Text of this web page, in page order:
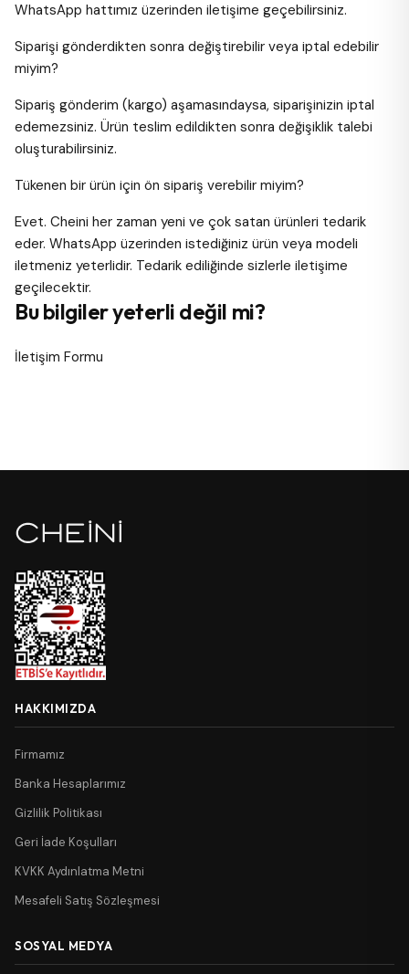
WhatsApp hattımız üzerinden iletişime geçebilirsiniz.
Siparişi gönderdikten sonra değiştirebilir veya iptal edebilir
miyim?
Sipariş gönderim (kargo) aşamasındaysa, siparişinizin iptal
edemezsiniz. Ürün teslim edildikten sonra değişiklik talebi
oluşturabilirsiniz.
Tükenen bir ürün için ön sipariş verebilir miyim?
Evet. Cheini her zaman yeni ve çok satan ürünleri tedarik
eder. WhatsApp üzerinden istediğiniz ürün veya modeli
iletmeniz yeterlidir. Tedarik ediliğinde sizlerle iletişime
geçilecektir.
Bu bilgiler yeterli değil mi?
İletişim Formu
HAKKIMIZDA
Firmamız
Banka Hesaplarımız
Gizlilik Politikası
Geri İade Koşulları
KVKK Aydınlatma Metni
Mesafeli Satış Sözleşmesi
SOSYAL MEDYA